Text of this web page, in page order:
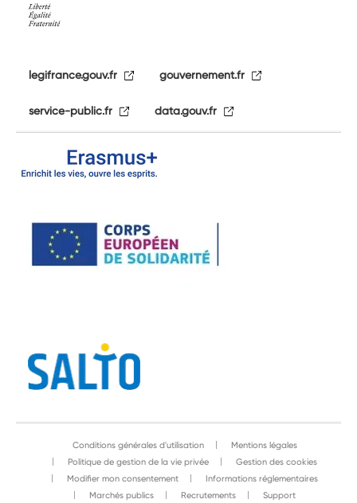
legifrance.gouv.fr gouvernement.fr
service-public.fr data.gouv.fr
Conditions générales d'utilisation
Mentions légales
Politique de gestion de la vie privée
Gestion des cookies
Modifier mon consentement
Informations réglementaires
Marchés publics
Recrutements Support